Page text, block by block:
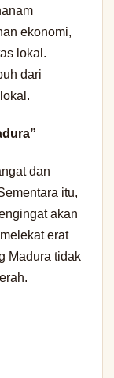
ekonomi,
lokal.
dari
dan
itu,
akan
erat
Madura tidak